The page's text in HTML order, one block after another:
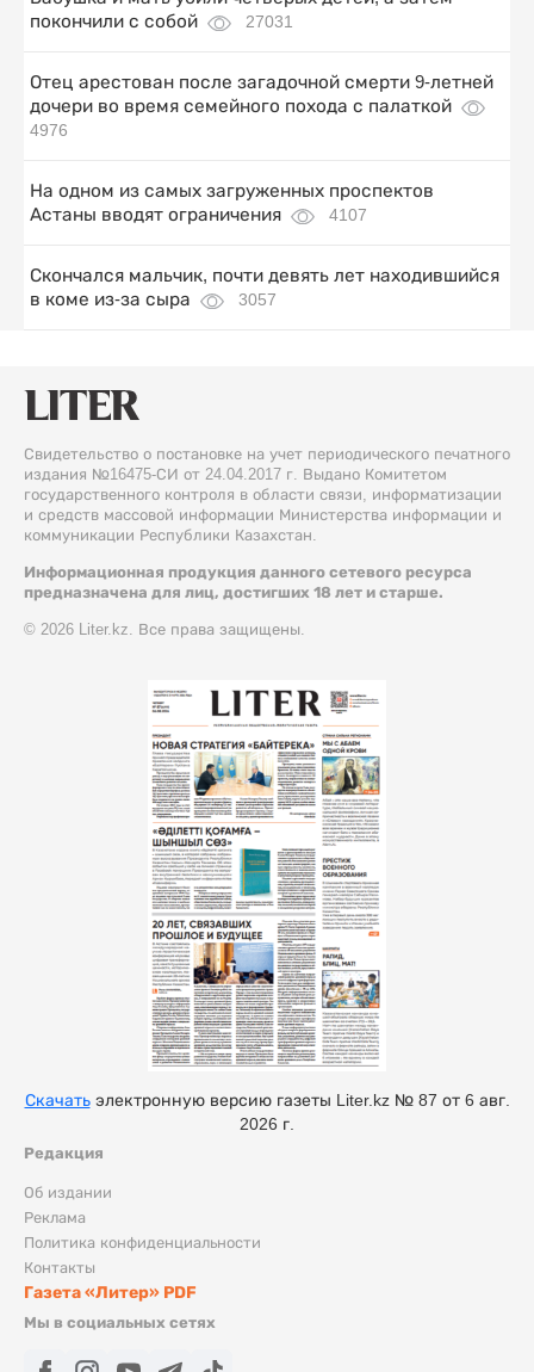
покончили с собой
27031
Отец арестован после загадочной смерти 9-летней
дочери во время семейного похода с палаткой
4976
На одном из самых загруженных проспектов
Астаны вводят ограничения
4107
Скончался мальчик, почти девять лет находившийся
в коме из-за сыра
3057
Свидетельство о постановке на учет периодического печатного
издания №16475-СИ от 24.04.2017 г. Выдано Комитетом
государственного контроля в области связи, информатизации
и средств массовой информации Министерства информации и
коммуникации Республики Казахстан.
Информационная продукция данного сетевого ресурса
предназначена для лиц, достигших 18 лет и старше.
© 2026 Liter.kz. Все права защищены.
Редакция
Об издании
Реклама
Политика конфиденциальности
Контакты
Газета «Литер» PDF
Мы в социальных сетях
Скачатьэлектронную версию газеты Liter.kz № 87 от 6 авг.
2026 г.